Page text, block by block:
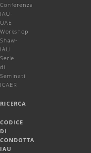
Conferenza
IAU-
OAE
Workshop
Shaw-
IAU
Serie
di
Seminati
ICAER
RICERCA
CODICE
DI
CONDOTTA
IAU